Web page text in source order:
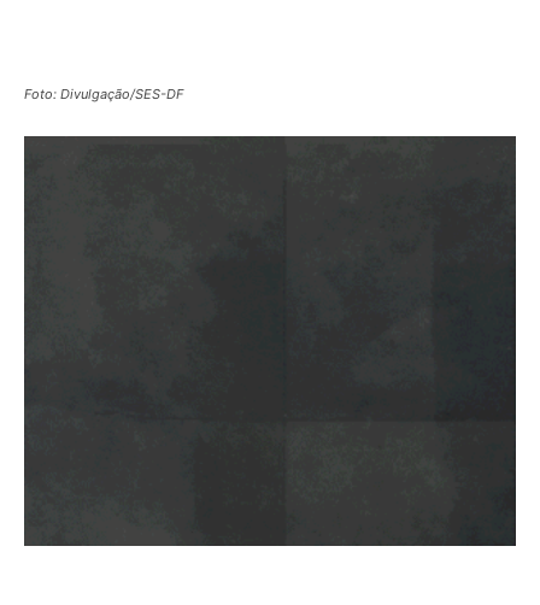
Foto: Divulgação/SES-DF